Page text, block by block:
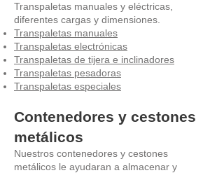
Transpaletas manuales y eléctricas,
diferentes cargas y dimensiones.
Transpaletas manuales
Transpaletas electrónicas
Transpaletas de tijera e inclinadores
Transpaletas pesadoras
Transpaletas especiales
Contenedores y cestones
metálicos
Nuestros contenedores y cestones
metálicos le ayudaran a almacenar y